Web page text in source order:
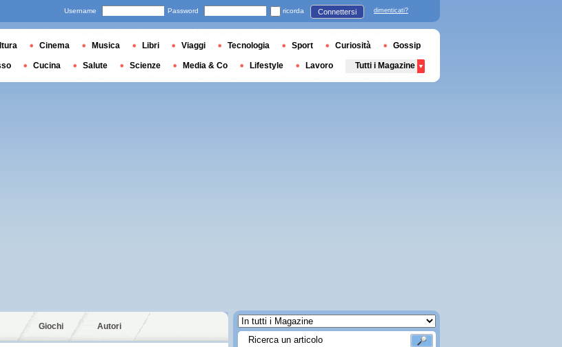
Giochi Autori
Username Password ricorda Connettersi dimenticati?
Cinema Musica Libri Viaggi Tecnologia Sport Curiosità Gossip
Cucina Salute Scienze Media & Co Lifestyle Lavoro Tutti i Magazine